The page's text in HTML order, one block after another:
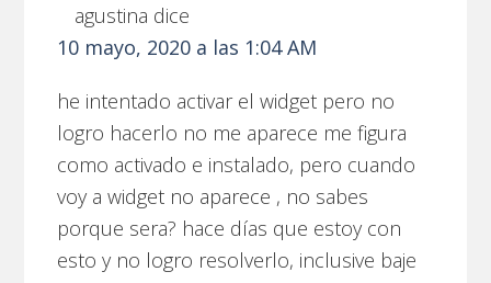
agustina dice
10 mayo, 2020 a las 1:04 AM
he intentado activar el widget pero no
logro hacerlo no me aparece me figura
como activado e instalado, pero cuando
voy a widget no aparece , no sabes
porque sera? hace días que estoy con
esto y no logro resolverlo, inclusive baje